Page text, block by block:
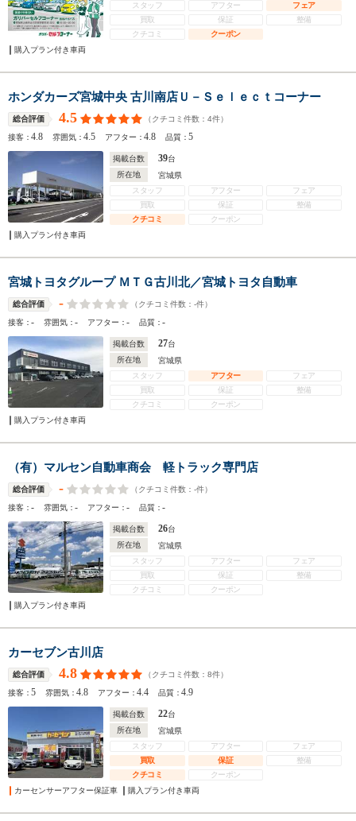
スタッフ
アフター
フェア
買取
保証
整備
クチコミ
クーポン
購入プラン付き車両
ホンダカーズ宮城中央 古川南店Ｕ－Ｓｅｌｅｃｔコーナー
総合評価 4.5 （クチコミ件数： 4件）
接客：4.8 雰囲気：4.5 アフター：4.8 品質：5
掲載台数 39台
所在地
宮城県
スタッフ
アフター
フェア
買取
保証
整備
クチコミ
クーポン
購入プラン付き車両
宮城トヨタグループ ＭＴＧ古川北／宮城トヨタ自動車
総合評価 - （クチコミ件数： -件）
接客：- 雰囲気：- アフター：- 品質：-
掲載台数 27台
所在地
宮城県
スタッフ
アフター
フェア
買取
保証
整備
クチコミ
クーポン
購入プラン付き車両
（有）マルセン自動車商会 軽トラック専門店
総合評価 - （クチコミ件数： -件）
接客：- 雰囲気：- アフター：- 品質：-
掲載台数 26台
所在地
宮城県
スタッフ
アフター
フェア
買取
保証
整備
クチコミ
クーポン
購入プラン付き車両
カーセブン古川店
総合評価 4.8 （クチコミ件数： 8件）
接客：5 雰囲気：4.8 アフター：4.4 品質：4.9
掲載台数 22台
所在地
宮城県
スタッフ
アフター
フェア
買取
保証
整備
クチコミ
クーポン
カーセンサーアフター保証車
購入プラン付き車両